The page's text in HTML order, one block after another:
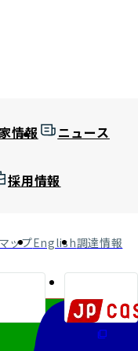
情報 ニュース
採用情報
ップEnglish調達情報